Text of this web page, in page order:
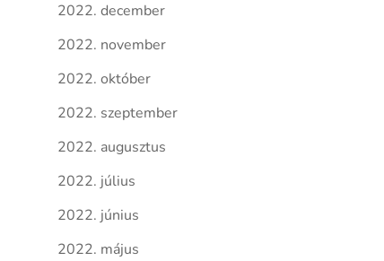
2022. december
2022. november
2022. október
2022. szeptember
2022. augusztus
2022. július
2022. június
2022. május